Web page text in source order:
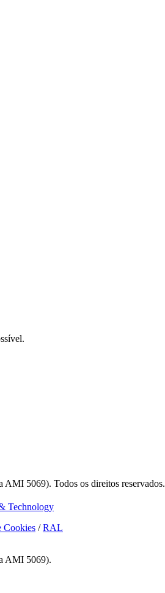
5069). Todos os direitos reservados.
Technology
Cookies /RAL
AMI 5069).